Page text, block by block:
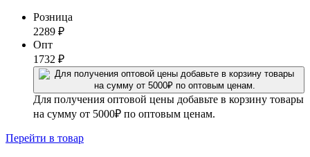
Розница
2289 ₽
Опт
1732 ₽
Для получения оптовой цены добавьте в корзину товары
на сумму от 5000₽ по оптовым ценам.
Перейти в товар